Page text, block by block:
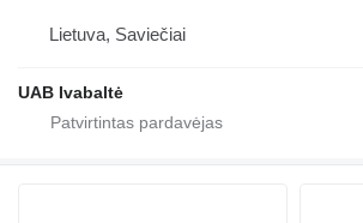
Lietuva, Saviečiai
UAB Ivabaltė